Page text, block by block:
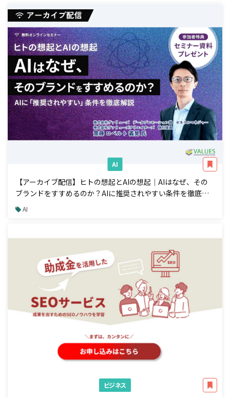
AI
【アーカイブ配信】ヒトの想起とAIの想起｜AIはなぜ、その
ブランドをすすめるのか？AIに推奨されやすい条件を徹底解
説 AI
ビジネス